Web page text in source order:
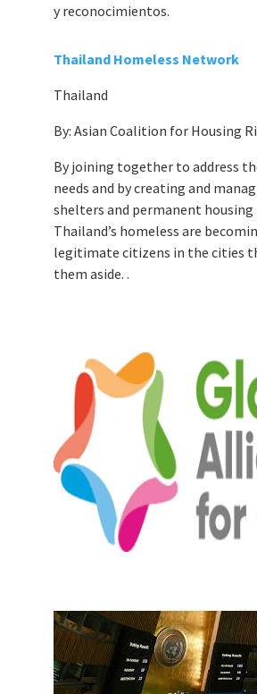
y reconocimientos.
Thailand Homeless Network
Thailand
By: Asian Coalition for Housing
By joining together to address
needs and by creating and
shelters and permanent
Thailand’s homeless are
legitimate citizens in the cities
them aside. .